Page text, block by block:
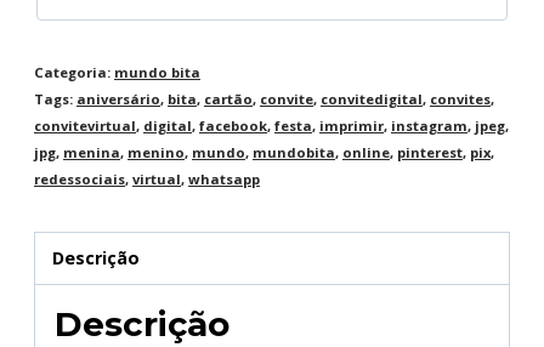
Categoria: mundo bita
Tags: aniversário, bita, cartão, convite, convitedigital, convites,
convitevirtual, digital, facebook, festa, imprimir, instagram, jpeg,
jpg, menina, menino, mundo, mundobita, online, pinterest, pix,
redessociais, virtual, whatsapp
Descrição
Descrição